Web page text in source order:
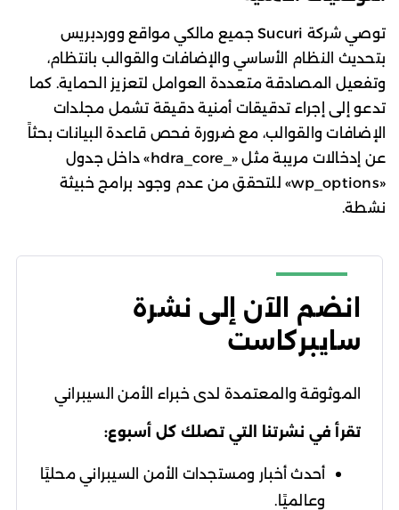
توصي شركة Sucuri جميع مالكي مواقع ووردبريس
بتحديث النظام الأساسي والإضافات والقوالب بانتظام،
وتفعيل المصادقة متعددة العوامل لتعزيز الحماية. كما
تدعو إلى إجراء تدقيقات أمنية دقيقة تشمل مجلدات
الإضافات والقوالب، مع ضرورة فحص قاعدة البيانات بحثاً
عن إدخالات مريبة مثل «_hdra_core» داخل جدول
«wp_options» للتحقق من عدم وجود برامج خبيثة
نشطة.
انضم الآن إلى نشرة
سايبركاست
الموثوقة والمعتمدة لدى خبراء الأمن السيبراني
تقرأ في نشرتنا التي تصلك كل أسبوع:
أحدث أخبار ومستجدات الأمن السيبراني محليًا
وعالميًا.